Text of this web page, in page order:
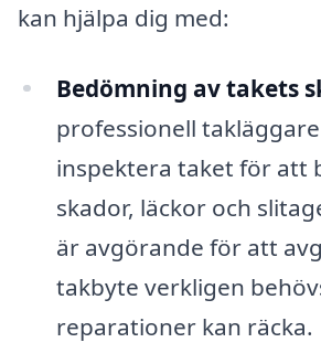
kan hjälpa dig med:
Bedömning av takets
professionell
inspektera taket för att
skador, läckor och
är avgörande för att
takbyte verkligen
reparationer kan räcka.